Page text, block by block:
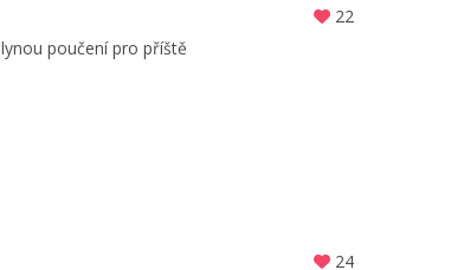
22
poučení pro příště
24